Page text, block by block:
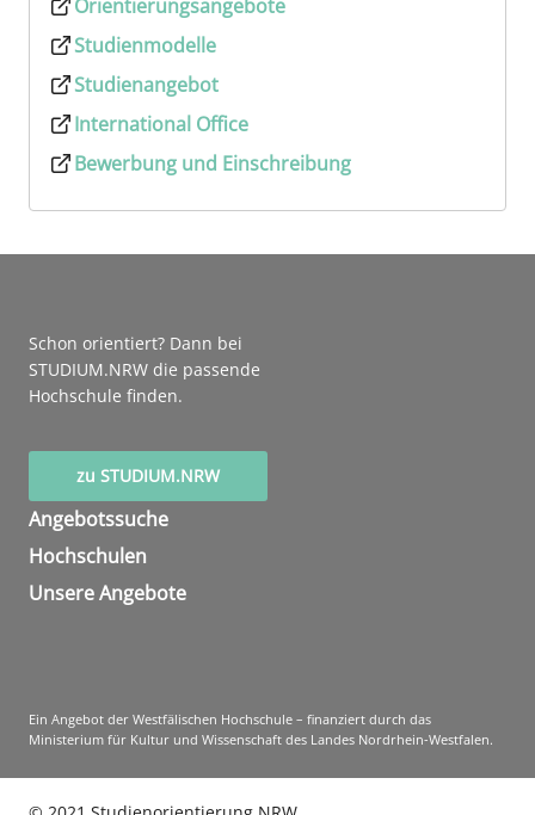
Orientierungsangebote
Studienmodelle
Studienangebot
International Office
Bewerbung und Einschreibung
Schon orientiert? Dann bei
STUDIUM.NRW die passende
Hochschule finden.
zu STUDIUM.NRW
Angebotssuche
Hochschulen
Unsere Angebote
Ein Angebot der Westfälischen Hochschule – finanziert durch das
Ministerium für Kultur und Wissenschaft des Landes Nordrhein-Westfalen.